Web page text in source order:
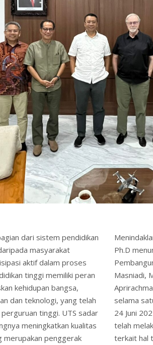
dari sistem pendidikan
masyarakat
aktif dalam proses
tinggi memiliki peran
kehidupan bangsa,
dan teknologi, yang telah
tinggi. UTS sadar
meningkatkan kualitas
merupakan penggerak
Ph.D
Masniadi,
selama
24 Juni
telah
terkait hal